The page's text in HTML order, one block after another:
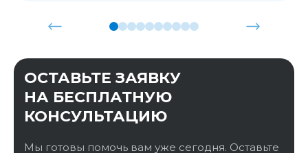
ОСТАВЬТЕ ЗАЯВКУ
НА БЕСПЛАТНУЮ
КОНСУЛЬТАЦИЮ
Мы готовы помочь вам уже сегодня. Оставьте